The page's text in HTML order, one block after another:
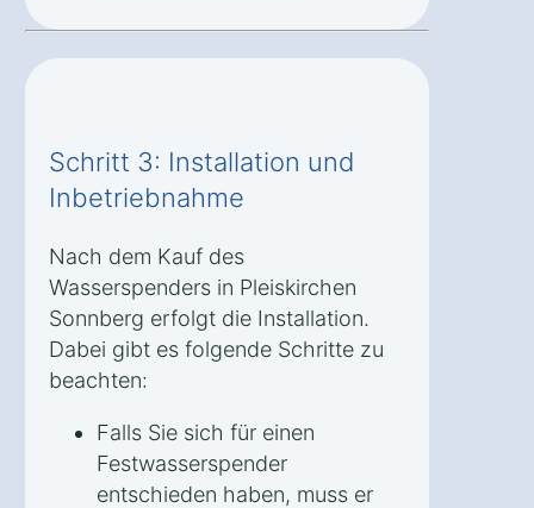
Schritt 3: Installation und
Inbetriebnahme
Nach dem Kauf des
Wasserspenders in Pleiskirchen
Sonnberg erfolgt die Installation.
Dabei gibt es folgende Schritte zu
beachten:
Falls Sie sich für einen
Festwasserspender
entschieden haben, muss er